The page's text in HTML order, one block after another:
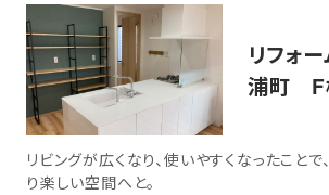
リフォ
浦町 F
リビングが広くなり、使いやすくなったこと
り楽しい空間へと。